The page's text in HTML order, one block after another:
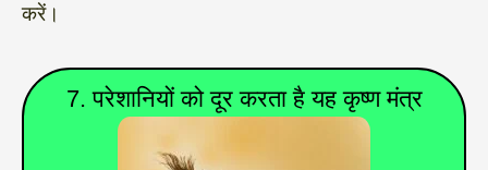
करें।
7. परेशानियों को दूर करता है यह कृष्ण मंत्र